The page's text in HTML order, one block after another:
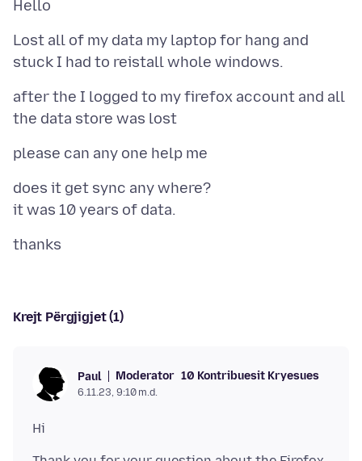
Lost all of my data my laptop for hang and
after the I logged to my firefox account and all
does it get sync any where?
Krejt Përgjigjet (1)
Paul Moderator 10 Kontribuesit Kryesues
6.11.23, 9:10 m.d.